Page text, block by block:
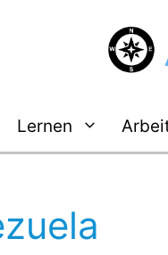
Lernen